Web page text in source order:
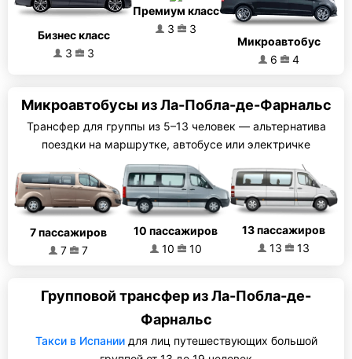
Бизнес класс
3
3
Премиум класс
3
3
Микроавтобус
6
4
Микроавтобусы из Ла-Побла-де-Фарнальс
Трансфер для группы из 5–13 человек — альтернатива
поездки на маршрутке, автобусе или электричке
7 пассажиров
7
7
10 пассажиров
10
10
13 пассажиров
13
13
Групповой трансфер из Ла-Побла-де-
Фарнальс
Такси в Испаниидля лиц путешествующих большой